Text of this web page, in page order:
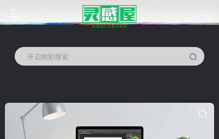
开启精彩搜索